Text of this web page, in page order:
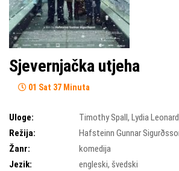
Sjevernjačka utjeha
01 Sat 37 Minuta
Uloge: Timothy Spall,Lydia Leonard
Režija:
Hafsteinn Gunnar
Žanr:
komedija
Jezik:
engleski, švedski